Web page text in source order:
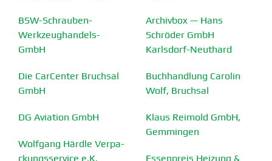
BSW-Schrauben-
Werkzeu­g­handels-
GmbH
Die CarCenter Bruchsal
GmbH
DG Aviation GmbH
Wolfgang Härdle Verpa­
ckungs­service e.K.
Archivbox — Hans
Schröder GmbH
Karlsdorf-Neuthard
Buchhandlung Carolin
Wolf, Bruchsal
Klaus Reimold GmbH,
Gemmingen
Essen­preis Heizung &